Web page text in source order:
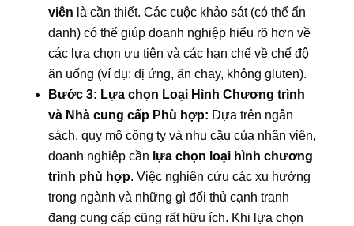
viên là cần thiết. Các cuộc khảo sát (có thể ẩn
danh) có thể giúp doanh nghiệp hiểu rõ hơn về
các lựa chọn ưu tiên và các hạn chế về chế độ
ăn uống (ví dụ: dị ứng, ăn chay, không gluten).
Bước 3: Lựa chọn Loại Hình Chương trình
và Nhà cung cấp Phù hợp: Dựa trên ngân
sách, quy mô công ty và nhu cầu của nhân viên,
doanh nghiệp cần lựa chọn loại hình chương
trình phù hợp. Việc nghiên cứu các xu hướng
trong ngành và những gì đối thủ cạnh tranh
đang cung cấp cũng rất hữu ích. Khi lựa chọn